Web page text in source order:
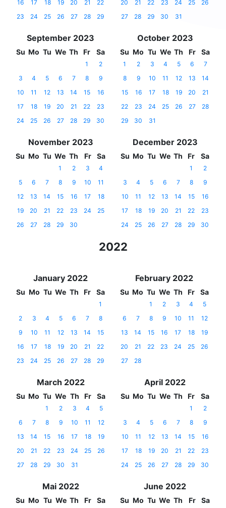
16 17 18 19 20 21
22
23
24 25 26 27 28 29
20 21 22 23 24 25
26
27
28 29 30 31
September 2023
Su Mo Tu We Th Fr Sa
1
2
3
4 5 6 7 8
9
10
11 12 13 14 15
16
17
18 19 20 21 22
23
24
25 26 27 28 29 30
October 2023
Su Mo Tu We Th Fr Sa
1 2 3 4 5 6
7
8
9 10 11 12 13
14
15
16 17 18 19 20
21
22
23 24 25 26 27
28
29
30 31
November 2023
Su Mo Tu We Th Fr Sa
1 2 3
4
5
6 7 8 9 10
11
12
13 14 15 16 17
18
19
20 21 22 23 24
25
26
27 28 29 30
December 2023
Su Mo Tu We Th Fr Sa
1
2
3
4 5 6 7 8
9
10
11 12 13 14 15
16
17
18 19 20 21 22
23
24
25 26 27 28 29 30
2022
January 2022
Su Mo Tu We Th Fr Sa
1
2
3 4 5 6 7
8
9
10 11 12 13 14
15
16
17 18 19 20 21
22
23
24 25 26 27 28 29
February 2022
Su Mo Tu We Th Fr Sa
1 2 3 4
5
6
7 8 9 10 11
12
13
14 15 16 17 18
19
20
21 22 23 24 25
26
27
28
March 2022
Su Mo Tu We Th Fr Sa
1 2 3 4
5
6
7 8 9 10 11
12
13
14 15 16 17 18
19
20
21 22 23 24 25
26
27
28 29 30 31
April 2022
Su Mo Tu We Th Fr Sa
1
2
3
4 5 6 7 8
9
10
11 12 13 14 15
16
17
18 19 20 21 22
23
24
25 26 27 28 29 30
Mai 2022
Su Mo Tu We Th Fr Sa
June 2022
Su Mo Tu We Th Fr Sa